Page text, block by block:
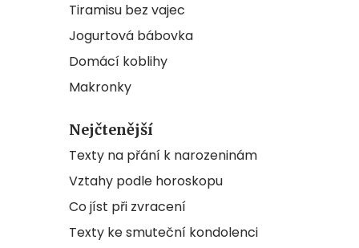
Tiramisu bez vajec
Jogurtová bábovka
Domácí koblihy
Makronky
Nejčtenější
Texty na přání k narozeninám
Vztahy podle horoskopu
Co jíst při zvracení
Texty ke smuteční kondolenci